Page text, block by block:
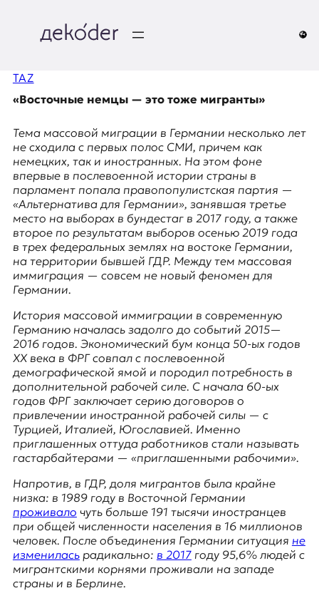
содержимому
e
k
o
d
e
r
|
D
E
K
O
D
E
R
Е
в
р
о
п
е
й
TAZ
«Восточные немцы — это тоже мигранты»
Тема массовой миграции в Германии несколько лет
не сходила с первых полос СМИ, причем как
немецких, так и иностранных. На этом фоне
впервые в послевоенной истории страны в
парламент попала правопопулистская партия —
«Альтернатива для Германии», занявшая третье
место на выборах в бундестаг в 2017 году, а также
второе по результатам выборов осенью 2019 года
в трех федеральных землях на востоке Германии,
на территории бывшей ГДР. Между тем массовая
иммиграция — совсем не новый феномен для
Германии.
История массовой иммиграции в современную
Германию началась задолго до событий 2015—
2016 годов. Экономический бум конца 50-ых годов
XX века в ФРГ совпал с послевоенной
демографической ямой и породил потребность в
дополнительной рабочей силе. С начала 60-ых
годов ФРГ заключает серию договоров о
привлечении иностранной рабочей силы — с
Турцией, Италией, Югославией. Именно
приглашенных оттуда работников стали называть
гастарбайтерами — «приглашенными рабочими».
Напротив, в ГДР, доля мигрантов была крайне
низка: в 1989 году в Восточной Германии
проживало чуть больше 191 тысячи иностранцев
при общей численности населения в 16 миллионов
человек. После объединения Германии ситуация не
измениласьрадикально: в 2017году 95,6% людей с
мигрантскими корнями проживали на западе
страны и в Берлине.